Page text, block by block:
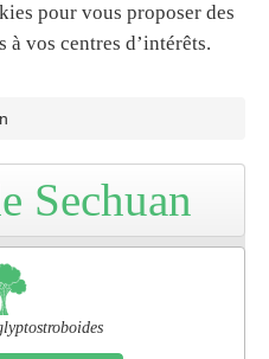
Les espèces
Pro
pour vous proposer des
à vos centres d’intérêts.
Sechuan